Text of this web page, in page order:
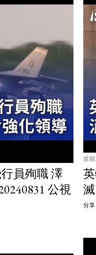
員殉職 澤
公視
星
分享